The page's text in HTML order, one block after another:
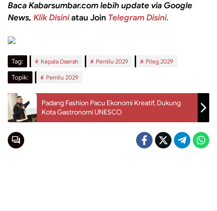
Baca Kabarsumbar.com lebih update via Google
News, Klik Disiniatau Join Telegram Disini.
Tag: Kepala Daerah Pemilu 2029 Pileg 2029
Topik: Pemilu 2029
Padang Fashion Pacu Ekonomi Kreatif, Dukung
Kota Gastronomi UNESCO